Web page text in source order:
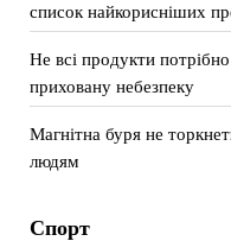
список найкорисніших
Не всі продукти
приховану небезпеку
Магнітна буря не
людям
Спорт